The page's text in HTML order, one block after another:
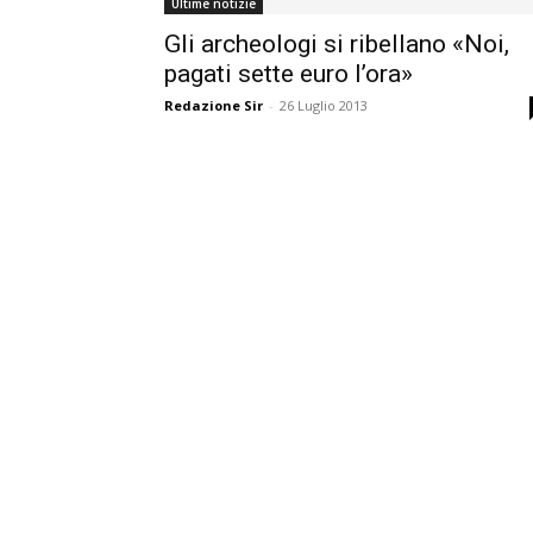
Ultime notizie
Gli archeologi si ribellano «Noi,
pagati sette euro l’ora»
Redazione Sir - 26 Luglio 2013